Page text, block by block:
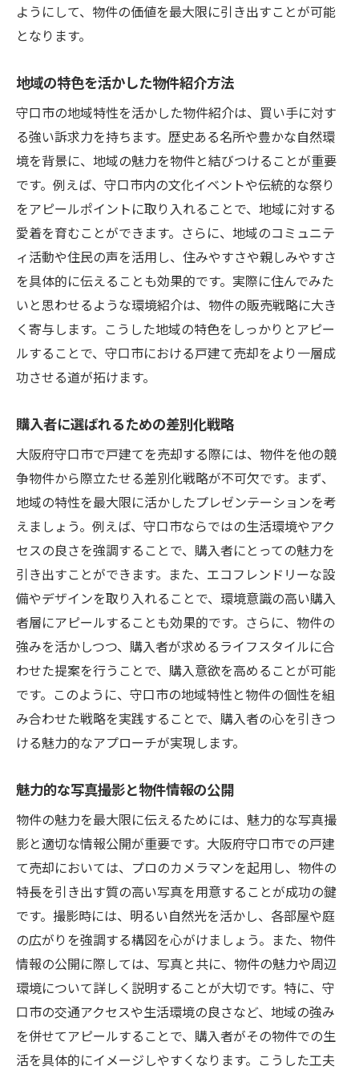
ようにして、物件の価値を最大限に引き出すことが可能
となります。
地域の特色を活かした物件紹介方法
守口市の地域特性を活かした物件紹介は、買い手に対す
る強い訴求力を持ちます。歴史ある名所や豊かな自然環
境を背景に、地域の魅力を物件と結びつけることが重要
です。例えば、守口市内の文化イベントや伝統的な祭り
をアピールポイントに取り入れることで、地域に対する
愛着を育むことができます。さらに、地域のコミュニテ
ィ活動や住民の声を活用し、住みやすさや親しみやすさ
を具体的に伝えることも効果的です。実際に住んでみた
いと思わせるような環境紹介は、物件の販売戦略に大き
く寄与します。こうした地域の特色をしっかりとアピー
ルすることで、守口市における戸建て売却をより一層成
功させる道が拓けます。
購入者に選ばれるための差別化戦略
大阪府守口市で戸建てを売却する際には、物件を他の競
争物件から際立たせる差別化戦略が不可欠です。まず、
地域の特性を最大限に活かしたプレゼンテーションを考
えましょう。例えば、守口市ならではの生活環境やアク
セスの良さを強調することで、購入者にとっての魅力を
引き出すことができます。また、エコフレンドリーな設
備やデザインを取り入れることで、環境意識の高い購入
者層にアピールすることも効果的です。さらに、物件の
強みを活かしつつ、購入者が求めるライフスタイルに合
わせた提案を行うことで、購入意欲を高めることが可能
です。このように、守口市の地域特性と物件の個性を組
み合わせた戦略を実践することで、購入者の心を引きつ
ける魅力的なアプローチが実現します。
魅力的な写真撮影と物件情報の公開
物件の魅力を最大限に伝えるためには、魅力的な写真撮
影と適切な情報公開が重要です。大阪府守口市での戸建
て売却においては、プロのカメラマンを起用し、物件の
特長を引き出す質の高い写真を用意することが成功の鍵
です。撮影時には、明るい自然光を活かし、各部屋や庭
の広がりを強調する構図を心がけましょう。また、物件
情報の公開に際しては、写真と共に、物件の魅力や周辺
環境について詳しく説明することが大切です。特に、守
口市の交通アクセスや生活環境の良さなど、地域の強み
を併せてアピールすることで、購入者がその物件での生
活を具体的にイメージしやすくなります。こうした工夫